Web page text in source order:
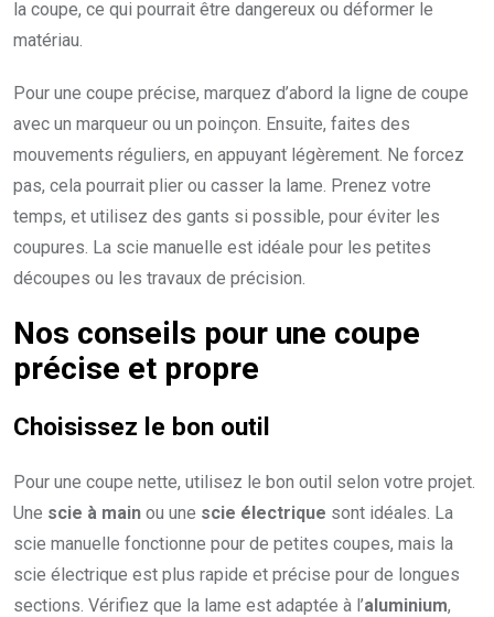
la coupe, ce qui pourrait être dangereux ou déformer le
matériau.
Pour une coupe précise, marquez d’abord la ligne de coupe
avec un marqueur ou un poinçon. Ensuite, faites des
mouvements réguliers, en appuyant légèrement. Ne forcez
pas, cela pourrait plier ou casser la lame. Prenez votre
temps, et utilisez des gants si possible, pour éviter les
coupures. La scie manuelle est idéale pour les petites
découpes ou les travaux de précision.
Nos conseils pour une coupe
précise et propre
Choisissez le bon outil
Pour une coupe nette, utilisez le bon outil selon votre projet.
Une scie à main ou une scie électrique sont idéales. La
scie manuelle fonctionne pour de petites coupes, mais la
scie électrique est plus rapide et précise pour de longues
sections. Vérifiez que la lame est adaptée à l’aluminium,